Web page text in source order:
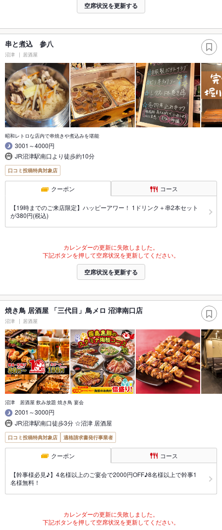
空席状況を更新する
串と煮込 参八
沼津 居酒屋
昭和レトロな店内で串焼きや煮込みを堪能
3001～4000円
JR沼津駅南口より徒歩約10分
口コミ投稿特典対象店
クーポン コース
【19時までのご来店限定】ハッピーアワー！ 1ドリンク＋串2本セット
が380円(税込)
カレンダーの更新に失敗しました。
下記ボタンを押して空席状況を更新してください。
空席状況を更新する
焼き鳥 居酒屋 「三代目」鳥メロ 沼津南口店
沼津 居酒屋
沼津 居酒屋 飲み放題 焼き鳥 宴会
2001～3000円
JR沼津駅南口徒歩3分 ☆沼津 居酒屋
口コミ投稿特典対象店 適格請求書発行事業者
クーポン コース
【幹事様必見♪】4名様以上のご宴会で2000円OFF♪8名様以上で幹事1
名様無料！
カレンダーの更新に失敗しました。
下記ボタンを押して空席状況を更新してください。